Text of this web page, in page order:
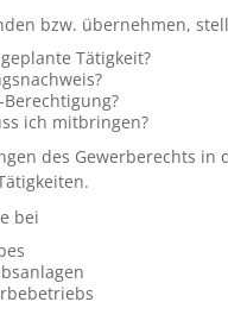
bzw. übernehmen,
Tätigkeit?
ich mitbringen?
des Gewerberechts in
bei